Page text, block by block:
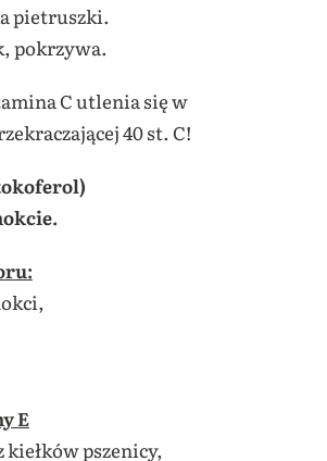
pietruszki.
pokrzywa.
C utlenia się w
40 st. C!
E
pszenicy,